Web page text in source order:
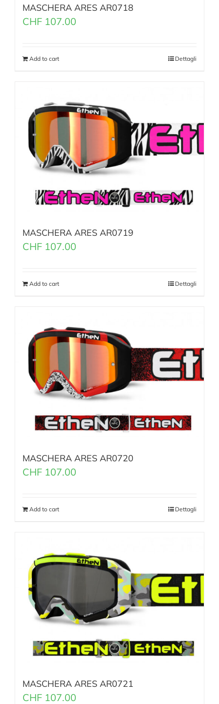
MASCHERA ARES AR0718
CHF 107.00
Add to cart Dettagli
MASCHERA ARES AR0719
CHF 107.00
Add to cart Dettagli
MASCHERA ARES AR0720
CHF 107.00
Add to cart Dettagli
MASCHERA ARES AR0721
CHF 107.00